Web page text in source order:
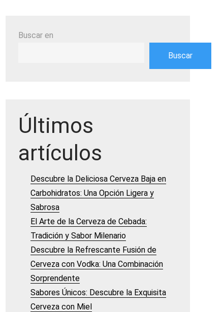
Buscar en
Buscar
Últimos
artículos
Descubre la Deliciosa Cerveza Baja en
Carbohidratos: Una Opción Ligera y
Sabrosa
El Arte de la Cerveza de Cebada:
Tradición y Sabor Milenario
Descubre la Refrescante Fusión de
Cerveza con Vodka: Una Combinación
Sorprendente
Sabores Únicos: Descubre la Exquisita
Cerveza con Miel